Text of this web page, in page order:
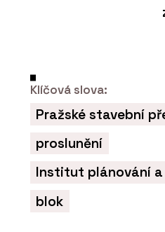
Klíčová slova:
Pražské stavební
proslunění
Institut plánování a
blok